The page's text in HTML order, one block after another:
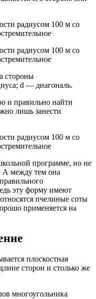
стороны
d — диагональ.
и правильно найти
лишь занести
программе, но не
А между тем она
эту форму имеют
пчелиные соты
применяется на
плоскостная
сторон и столько же
многоугольника